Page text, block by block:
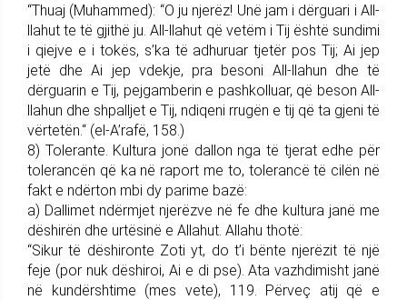
“Thuaj (Muhammed): “O ju njerëz! Unë jam i dërguari i All-
llahut te të gjithë ju. All-llahut që vetëm i Tij është sundimi
i qiejve e i tokës, s’ka të adhuruar tjetër pos Tij; Ai jep
jetë dhe Ai jep vdekje, pra besoni All-llahun dhe të
dërguarin e Tij, pejgamberin e pashkolluar, që beson All-
llahun dhe shpalljet e Tij, ndiqeni rrugën e tij që ta gjeni të
vërtetën.“ (el-A’rafë, 158.)
8) Tolerante. Kultura jonë dallon nga të tjerat edhe për
tolerancën që ka në raport me to, tolerancë të cilën në
fakt e ndërton mbi dy parime bazë:
a) Dallimet ndërmjet njerëzve në fe dhe kultura janë me
dëshirën dhe urtësinë e Allahut. Allahu thotë:
“Sikur të dëshironte Zoti yt, do t’i bënte njerëzit të një
feje (por nuk dëshiroi, Ai e di pse). Ata vazhdimisht janë
në kundërshtime (mes vete), 119. Përveç atij që e